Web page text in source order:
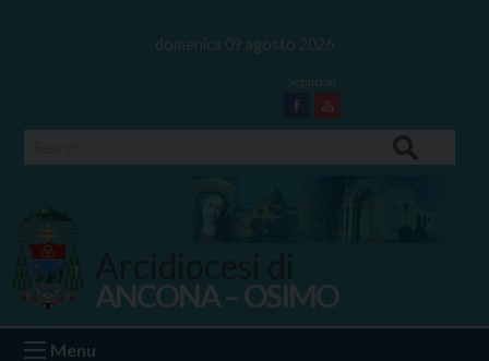
domenica 09 agosto 2026
Facebook
Youtube
Ancona Osimo
ANCONA – OSIMO
Menu